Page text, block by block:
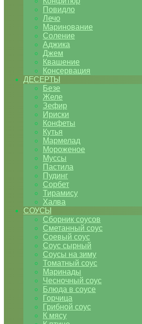
Повидло
Лечо
Маринование
Соление
Аджика
Джем
Квашение
Консервация
ДЕСЕРТЫ
Безе
Желе
Зефир
Ириски
Конфеты
Кутья
Мармелад
Мороженое
Муссы
Пастила
Пудинг
Сорбет
Тирамису
Халва
СОУСЫ
Сборник соусов
Сметанный соус
Соевый соус
Соус сырный
Соусы на зиму
Томатный соус
Маринады
Чесночный соус
Блюда в соусе
Горчица
Грибной соус
К мясу